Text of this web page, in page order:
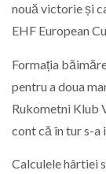
nouă victorie și
EHF European
Formația
pentru a doua
Rukometni Klub
cont că în tur s-a
Calculele hârtiei